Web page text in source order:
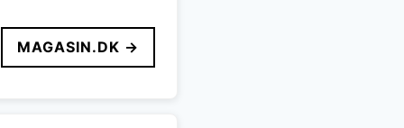
MAGASIN.DK →